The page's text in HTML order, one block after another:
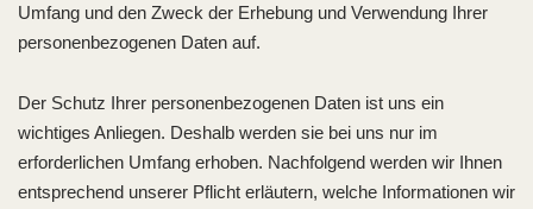
Umfang und den Zweck der Erhebung und Verwendung Ihrer
personenbezogenen Daten auf.
Der Schutz Ihrer personenbezogenen Daten ist uns ein
wichtiges Anliegen. Deshalb werden sie bei uns nur im
erforderlichen Umfang erhoben. Nachfolgend werden wir Ihnen
entsprechend unserer Pflicht erläutern, welche Informationen wir